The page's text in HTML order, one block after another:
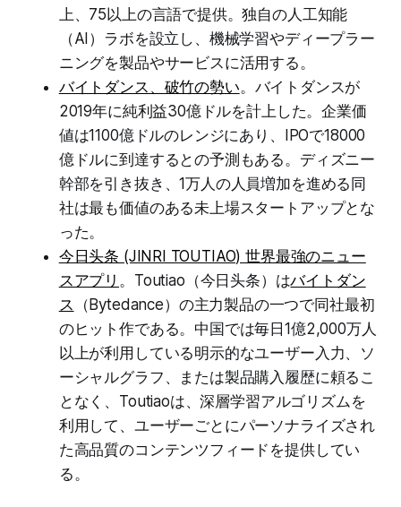
上、75以上の言語で提供。独自の人工知能
（AI）ラボを設立し、機械学習やディープラー
ニングを製品やサービスに活用する。
バイトダンス、破竹の勢い。バイトダンスが
2019年に純利益30億ドルを計上した。企業価
値は1100億ドルのレンジにあり、IPOで18000
億ドルに到達するとの予測もある。ディズニー
幹部を引き抜き、1万人の人員増加を進める同
社は最も価値のある未上場スタートアップとな
った。
今日头条 (JINRI TOUTIAO) 世界最強のニュー
スアプリ 。Toutiao（今日头条）はバイトダン
ス
（Bytedance）の主力製品の一つで同社最初
のヒット作である。中国では毎日1億2,000万人
以上が利用している明示的なユーザー入力、ソ
ーシャルグラフ、または製品購入履歴に頼るこ
となく、Toutiaoは、深層学習アルゴリズムを
利用して、ユーザーごとにパーソナライズされ
た高品質のコンテンツフィードを提供してい
る。